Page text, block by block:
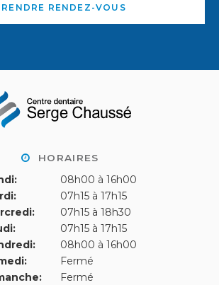
RENDEZ-VOUS
HORAIRES
08h00 à 16h00
07h15 à 17h15
07h15 à 18h30
07h15 à 17h15
08h00 à 16h00
Fermé
Fermé